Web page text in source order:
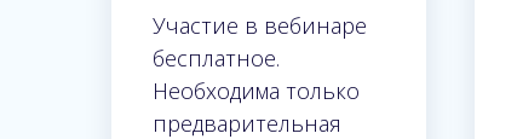
Участие в вебинаре
бесплатное.
Необходима только
предварительная